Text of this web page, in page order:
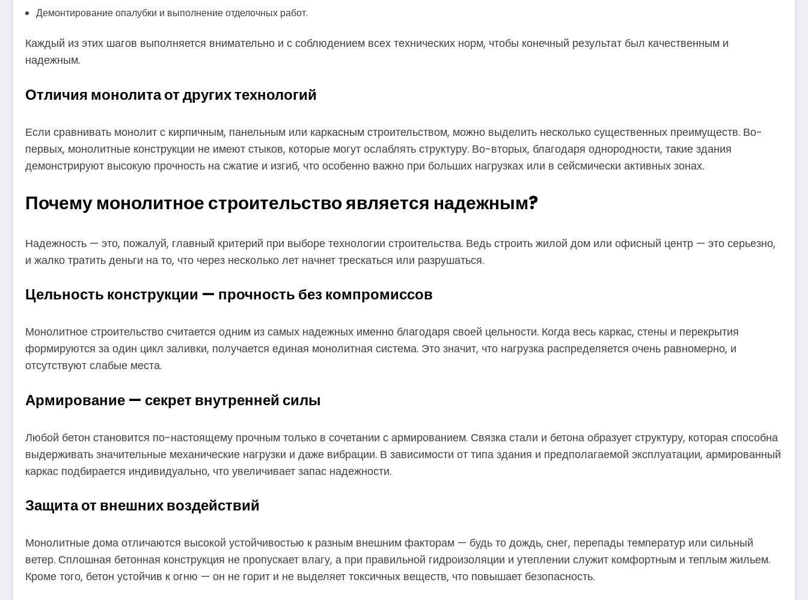
Демонтирование опалубки и выполнение отделочных работ.
Каждый из этих шагов выполняется внимательно и с соблюдением всех технических норм, чтобы конечный результат был качественным и
надежным.
Отличия монолита от других технологий
Если сравнивать монолит с кирпичным, панельным или каркасным строительством, можно выделить несколько существенных преимуществ. Во-
первых, монолитные конструкции не имеют стыков, которые могут ослаблять структуру. Во-вторых, благодаря однородности, такие здания
демонстрируют высокую прочность на сжатие и изгиб, что особенно важно при больших нагрузках или в сейсмически активных зонах.
Почему монолитное строительство является надежным?
Надежность — это, пожалуй, главный критерий при выборе технологии строительства. Ведь строить жилой дом или офисный центр — это серьезно,
и жалко тратить деньги на то, что через несколько лет начнет трескаться или разрушаться.
Цельность конструкции — прочность без компромиссов
Монолитное строительство считается одним из самых надежных именно благодаря своей цельности. Когда весь каркас, стены и перекрытия
формируются за один цикл заливки, получается единая монолитная система. Это значит, что нагрузка распределяется очень равномерно, и
отсутствуют слабые места.
Армирование — секрет внутренней силы
Любой бетон становится по-настоящему прочным только в сочетании с армированием. Связка стали и бетона образует структуру, которая способна
выдерживать значительные механические нагрузки и даже вибрации. В зависимости от типа здания и предполагаемой эксплуатации, армированный
каркас подбирается индивидуально, что увеличивает запас надежности.
Защита от внешних воздействий
Монолитные дома отличаются высокой устойчивостью к разным внешним факторам — будь то дождь, снег, перепады температур или сильный
ветер. Сплошная бетонная конструкция не пропускает влагу, а при правильной гидроизоляции и утеплении служит комфортным и теплым жильем.
Кроме того, бетон устойчив к огню — он не горит и не выделяет токсичных веществ, что повышает безопасность.